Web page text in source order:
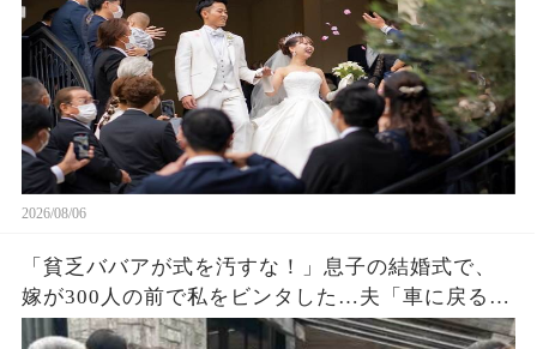
2026/08/06
「貧乏ババアが式を汚すな！」息子の結婚式で、
嫁が300人の前で私をビンタした…夫「車に戻る
か」私「ごめん」皆が私を哀れんでいたが真実が